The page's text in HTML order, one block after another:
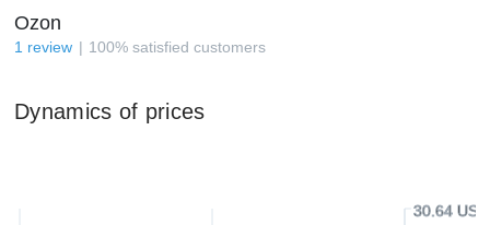
Ozon
1 review 100% satisfied customers
Dynamics of prices
30.64 USD